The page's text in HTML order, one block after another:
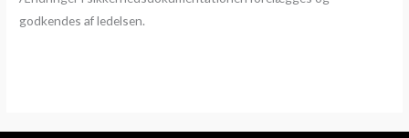
godkendes af ledelsen.